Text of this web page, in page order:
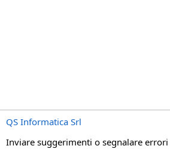
QS Informatica Srl
Inviare suggerimenti o segnalare